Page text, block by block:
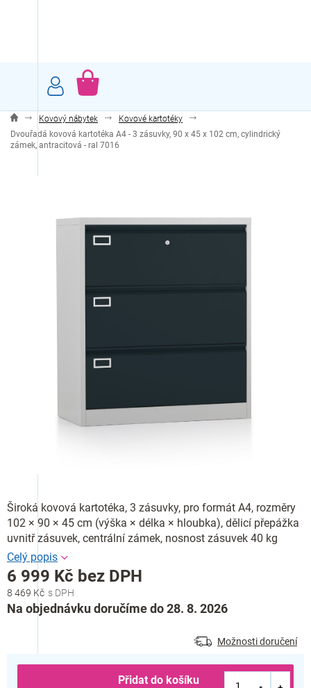
NÁKUPNÍ
Kovový nábytek
Kovové kartotéky
Dvouřadá kovová kartotéka A4 - 3 zásuvky, 90 x 45 x 102 cm, cylindrický
zámek, antracitová - ral 7016
8 469 Kč
6 999 Kč bez DPH
Měrná
cena:
Na objednávku doručíme do 28. 8. 2026
Možnosti doručení
Přidat do košíku
Široká kovová kartotéka, 3 zásuvky, pro formát A4, rozměry
102 × 90 × 45 cm (výška × délka × hloubka), dělicí přepážka
uvnitř zásuvek, centrální zámek, nosnost zásuvek 40 kg